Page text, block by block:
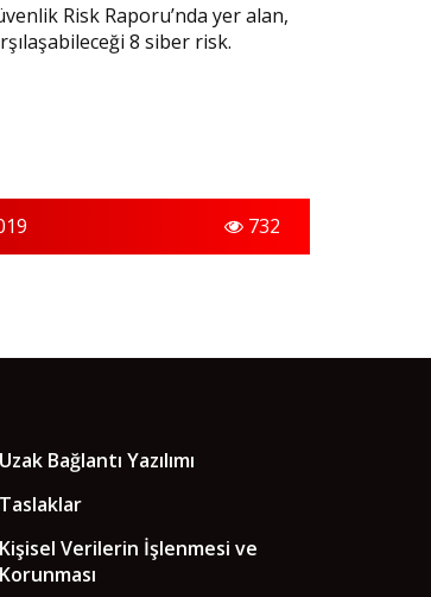
Risk Raporu’nda yer alan,
8 siber risk.
732
Uzak Bağlantı Yazılımı
Taslaklar
Kişisel Verilerin İşlenmesi ve
Korunması